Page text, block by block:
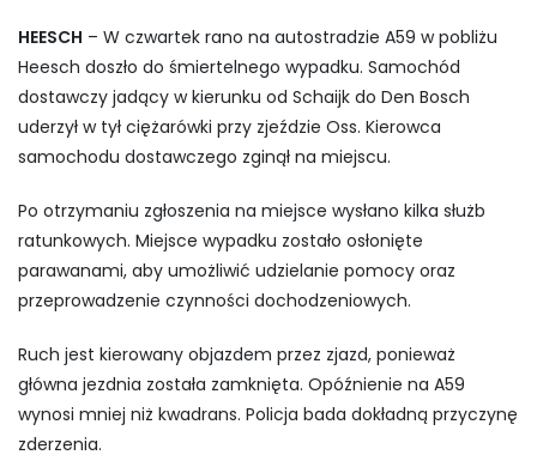
HEESCH – W czwartek rano na autostradzie A59 w pobliżu
Heesch doszło do śmiertelnego wypadku. Samochód
dostawczy jadący w kierunku od Schaijk do Den Bosch
uderzył w tył ciężarówki przy zjeździe Oss. Kierowca
samochodu dostawczego zginął na miejscu.
Po otrzymaniu zgłoszenia na miejsce wysłano kilka służb
ratunkowych. Miejsce wypadku zostało osłonięte
parawanami, aby umożliwić udzielanie pomocy oraz
przeprowadzenie czynności dochodzeniowych.
Ruch jest kierowany objazdem przez zjazd, ponieważ
główna jezdnia została zamknięta. Opóźnienie na A59
wynosi mniej niż kwadrans. Policja bada dokładną przyczynę
zderzenia.